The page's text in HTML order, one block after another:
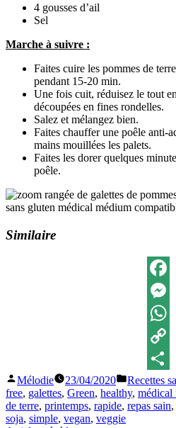
4 gousses d’ail
Sel
Marche à suivre :
Faites cuire les pommes de
pendant 15-20 min.
Une fois cuit, réduisez le tout
découpées en fines rondelles.
Salez et mélangez bien.
Faites chauffer une poêle anti-
mains mouillées les palets.
Faites les dorer quelques
poêle.
Similaire
Publié
par
Mélodie 23/04/2020
Publié
dans
Recettes
free, galettes, Green, healthy, médical
de terre, printemps, rapide, repas sain,
soja, simple, vegan, veggie